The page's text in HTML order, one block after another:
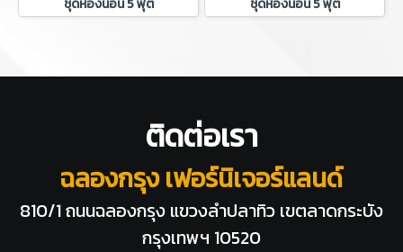
ติดต่อเรา
ฉลองกรุง เฟอร์นิเจอร์แลนด์
810/1 ถนนฉลองกรุง แขวงลำปลาทิว เขตลาดกระบัง
กรุงเทพฯ 10520